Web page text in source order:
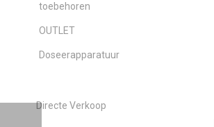
toebehoren
OUTLET
Doseerapparatuur
Directe Verkoop